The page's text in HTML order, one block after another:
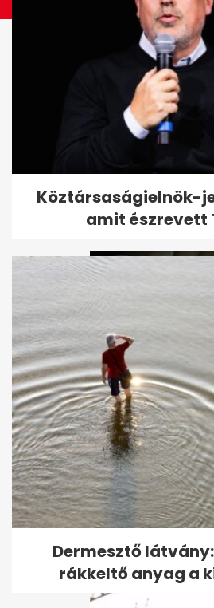
"Szereted a
Orbán
Orbán a
kampányol:
Magyarország
Köztársaságielnök-
amit észrevett
Dermesztő
rákkeltő anyag a